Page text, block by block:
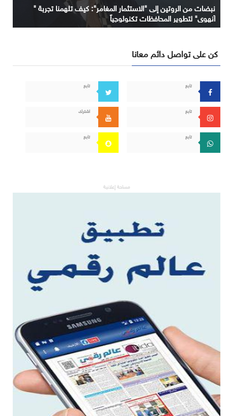
نبضات من الروتين إلى "الاستثمار المغامر": كيف تلهمنا تجربة "
آنهوي" لتطوير المحافظات تكنولوجياً
كن على تواصل دائم معانا
تابع تابع
تابع اشترك
تابع تابع
مساحة إعلانية